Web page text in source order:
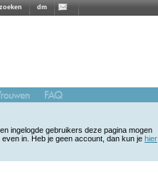
zoeken dm
ingelogde gebruikers deze pagina mogen
in. Heb je geen account, dan kun je hier